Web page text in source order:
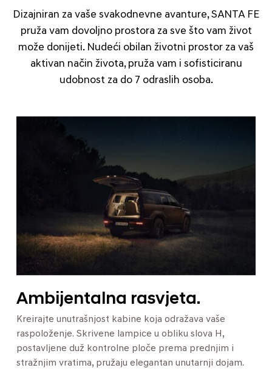
Dizajniran za vaše svakodnevne avanture, SANTA FE
pruža vam dovoljno prostora za sve što vam život
može donijeti. Nudeći obilan životni prostor za vaš
aktivan način života, pruža vam i sofisticiranu
udobnost za do 7 odraslih osoba.
Ambijentalna rasvjeta.
Kreirajte unutrašnjost kabine koja odražava vaše
raspoloženje. Skrivene lampice u obliku slova H,
postavljene duž kontrolne ploče prema prednjim i
stražnjim vratima, pružaju elegantan unutarnji dojam.